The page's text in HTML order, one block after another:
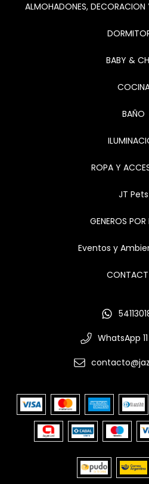
ALMOHADONES,
BABY &
BAÑO
ROPA Y
JT Pets
GENEROS
Eventos y
CONTACT
WhatsApp